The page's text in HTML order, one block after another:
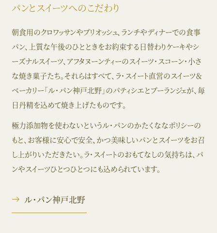
パンとスイーツへのこだわり
朝食用のクロワッサンやブリオッシュ、ランチやディナーでの食事
パン、上質な午後のひとときをお約束する日替わりケーキやシ
ーズナルスイーツ、アフタヌーンティーのスイーツ・スコーン・小さ
な焼き菓子たち。それらはすべて、ラ・スイート直営のスイーツ＆
ベーカリー「ル・パン神戸北野」のパティシエとブーランジェが、毎
日丹精を込めて焼き上げたものです。
極力添加物を使わないというル・パンのかたくななポリシーの
もと、お客様に安心で安全、かつ美味しいパンとスイーツをお召
し上がりいただきたい。ラ・スイートのおもてなしの気持ちは、パ
ンやスイーツひとつひとつにも込められています。
ル・パン神戸北野